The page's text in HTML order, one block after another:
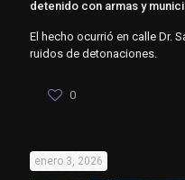
detenido con armas y
El hecho ocurrió en calle Dr.
ruidos de detonaciones.
0
enero 3, 2026